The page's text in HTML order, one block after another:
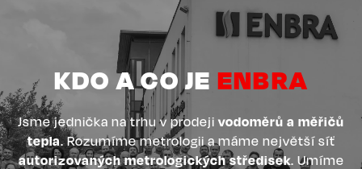
KDO A CO JE ENBRA
Jsme jednička na trhu v prodeji vodoměrů a měřičů
tepla. Rozumíme metrologii a máme největší síť
autorizovaných metrologických středisek. Umíme